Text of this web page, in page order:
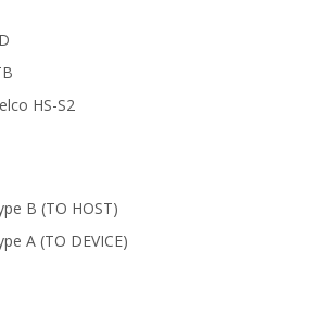
HS-S2
B (TO HOST)
A (TO DEVICE)